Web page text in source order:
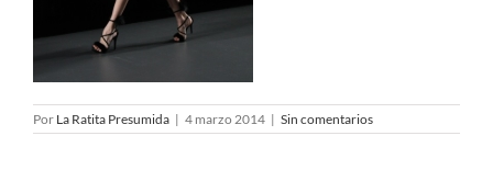
Por La Ratita Presumida | 4 marzo 2014 | Sin comentarios